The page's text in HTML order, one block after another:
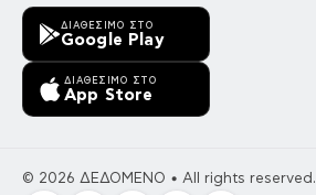
ΔΙΑΘΈΣΙΜΟ ΣΤΟ
Google Play
ΔΙΑΘΈΣΙΜΟ ΣΤΟ
App Store
© 2026 ΔΕΔΟΜΕΝΟ • All rights reserved.